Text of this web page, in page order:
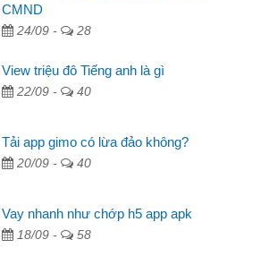
CMND
24/09 - 28
View triệu đô Tiếng anh là gì
22/09 - 40
Tải app gimo có lừa đảo không?
20/09 - 40
Vay nhanh như chớp h5 app apk
18/09 - 58